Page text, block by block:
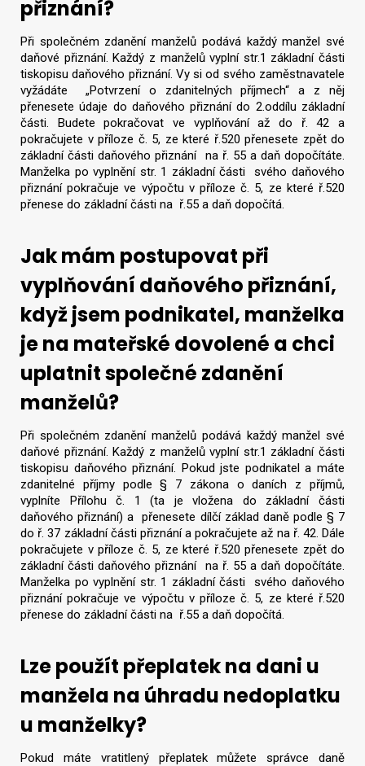
přiznání?
Při společném zdanění manželů podává každý manžel své
daňové přiznání. Každý z manželů vyplní str.1 základní části
tiskopisu daňového přiznání. Vy si od svého zaměstnavatele
vyžádáte „Potvrzení o zdanitelných příjmech“ a z něj
přenesete údaje do daňového přiznání do 2.oddílu základní
části. Budete pokračovat ve vyplňování až do ř. 42 a
pokračujete v příloze č. 5, ze které ř.520 přenesete zpět do
základní části daňového přiznání na ř. 55 a daň dopočítáte.
Manželka po vyplnění str. 1 základní části svého daňového
přiznání pokračuje ve výpočtu v příloze č. 5, ze které ř.520
přenese do základní části na ř.55 a daň dopočítá.
Jak mám postupovat při
vyplňování daňového přiznání,
když jsem podnikatel, manželka
je na mateřské dovolené a chci
uplatnit společné zdanění
manželů?
Při společném zdanění manželů podává každý manžel své
daňové přiznání. Každý z manželů vyplní str.1 základní části
tiskopisu daňového přiznání. Pokud jste podnikatel a máte
zdanitelné příjmy podle § 7 zákona o daních z příjmů,
vyplníte Přílohu č. 1 (ta je vložena do základní části
daňového přiznání) a přenesete dílčí základ daně podle § 7
do ř. 37 základní části přiznání a pokračujete až na ř. 42. Dále
pokračujete v příloze č. 5, ze které ř.520 přenesete zpět do
základní části daňového přiznání na ř. 55 a daň dopočítáte.
Manželka po vyplnění str. 1 základní části svého daňového
přiznání pokračuje ve výpočtu v příloze č. 5, ze které ř.520
přenese do základní části na ř.55 a daň dopočítá.
Lze použít přeplatek na dani u
manžela na úhradu nedoplatku
u manželky?
Pokud máte vratitlený přeplatek můžete správce daně